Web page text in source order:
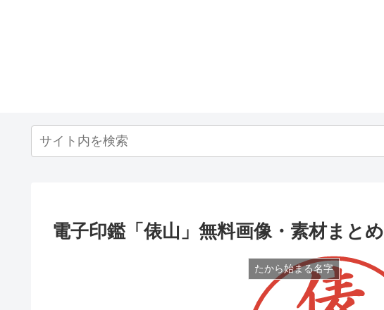
電子印鑑「俵山」無料画像・素材まとめ
たから始まる名字